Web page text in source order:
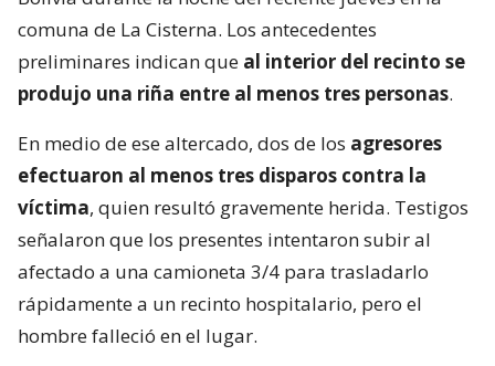
comuna de La Cisterna. Los antecedentes
preliminares indican que al interior del recinto se
produjo una riña entre al menos tres personas.
En medio de ese altercado, dos de los agresores
efectuaron al menos tres disparos contra la
víctima, quien resultó gravemente herida. Testigos
señalaron que los presentes intentaron subir al
afectado a una camioneta 3/4 para trasladarlo
rápidamente a un recinto hospitalario, pero el
hombre falleció en el lugar.